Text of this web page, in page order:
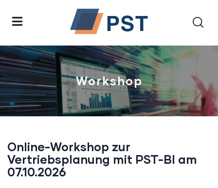
Workshop
Online-Workshop zur
Vertriebsplanung mit PST-BI am
07.10.2026